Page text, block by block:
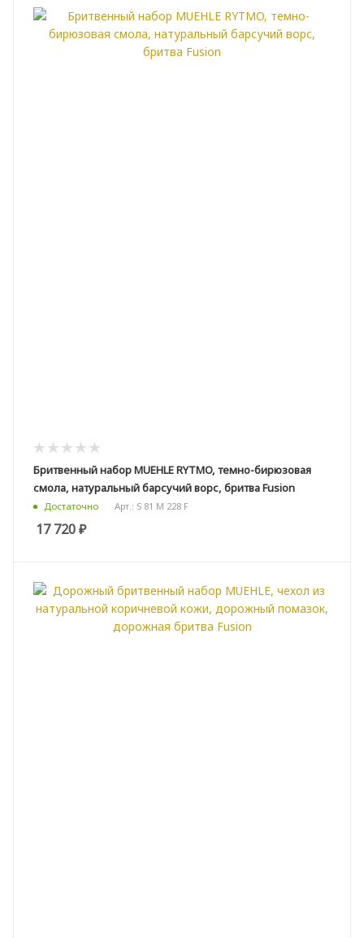
Бритвенный набор MUEHLE RYTMO, темно-бирюзовая
смола, натуральный барсучий ворс, бритва Fusion
Достаточно Арт.: S 81 M 228 F
17 720₽